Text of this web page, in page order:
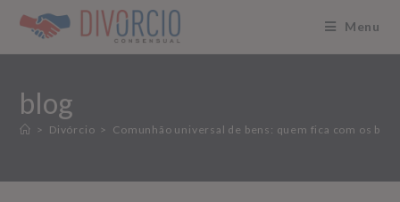
Menu
blog
> Divórcio > Comunhão universal de bens: quem fica com os